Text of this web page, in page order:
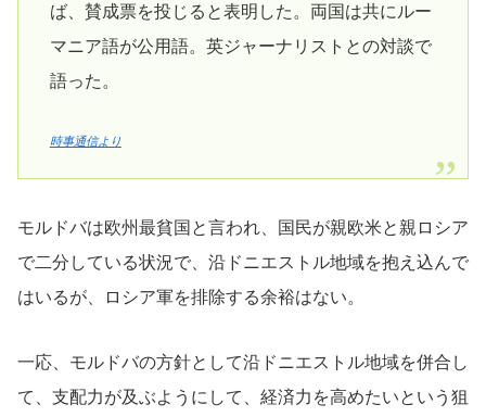
ば、賛成票を投じると表明した。両国は共にルー
マニア語が公用語。英ジャーナリストとの対談で
語った。
時事通信より
モルドバは欧州最貧国と言われ、国民が親欧米と親ロシア
で二分している状況で、沿ドニエストル地域を抱え込んで
はいるが、ロシア軍を排除する余裕はない。
一応、モルドバの方針として沿ドニエストル地域を併合し
て、支配力が及ぶようにして、経済力を高めたいという狙